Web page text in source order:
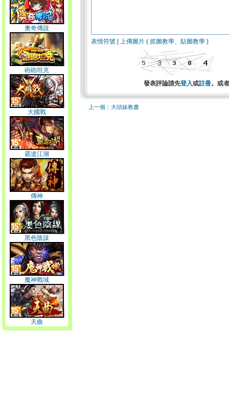
奧奇傳說
砲砲坦克
大國戰
霸道江湖
傳神
黑色陰謀
魔神戰域
天曲
表情符號 上傳圖片 ( 抓圖教學、 貼圖教學 )
發表評論請先登入或註冊。或
上一個：大頭妹教書